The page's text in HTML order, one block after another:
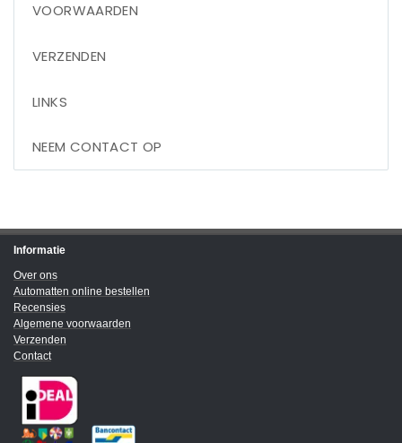
VOORWAARDEN
VERZENDEN
LINKS
NEEM CONTACT OP
Informatie
Over ons
Automatten online bestellen
Recensies
Algemene voorwaarden
Verzenden
Contact